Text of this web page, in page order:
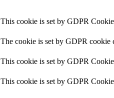
This cookie is set by GDPR
The cookie is set by GDPR cookie
This cookie is set by GDPR
This cookie is set by GDPR